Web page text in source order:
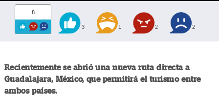
8
3 1 2 2
Recientemente se abrió una nueva ruta directa a
Guadalajara, México, que permitirá el turismo entre
ambos países.